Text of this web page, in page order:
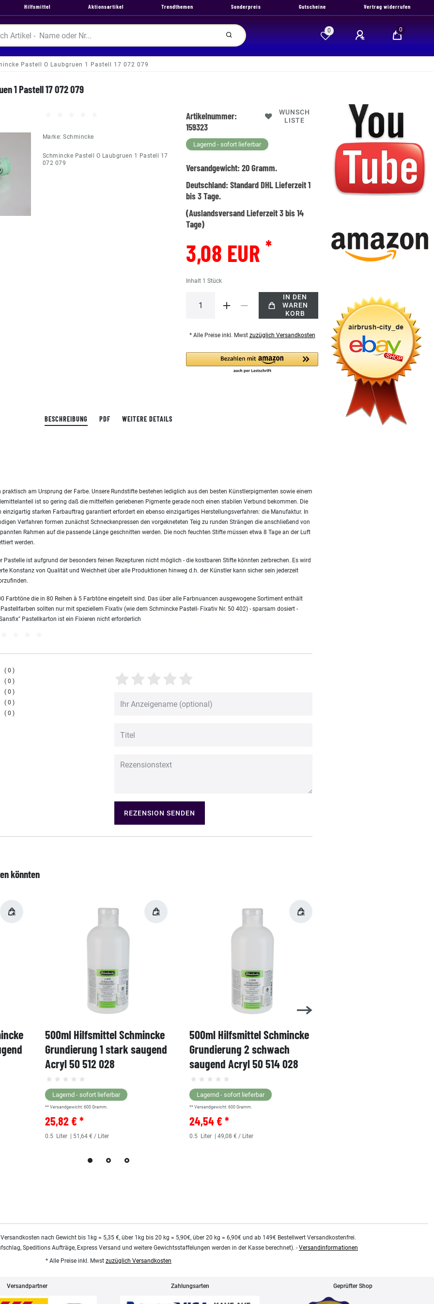
Hilfsmittel Aktionsartikel Trendthemen Sonderpreis Gutscheine Vertrag widerrufen
0 0
Pastell O Laubgruen 1 Pastell 17 072 079
1 Pastell 17 072 079
Marke:Schmincke
Schmincke Pastell O Laubgruen 1 Pastell 17
072 079
Artikelnummer:
159323
WUNSCH
LISTE
Lagernd - sofort lieferbar
Versandgewicht:20Gramm.
Deutschland:Standard DHL Lieferzeit 1
bis 3 Tage.
(Auslandsversand Lieferzeit 3 bis 14
Tage)
3,08 EUR *
Inhalt 1Stück
IN DEN
WAREN
KORB
* Alle Preise inkl. Mwst zuzüglich Versandkosten
BESCHREIBUNG PDF WEITERE DETAILS
am Ursprung der Farbe. Unsere Rundstifte bestehen lediglich aus den besten Künstlerpigmenten sowie einem
ist so gering daß die mittelfein geriebenen Pigmente gerade noch einen stabilen Verbund bekommen. Die
einzigartig starken Farbauftrag garantiert erfordert ein ebenso einzigartiges Herstellungsverfahren: die Manufaktur. In
Verfahren formen zunächst Schneckenpressen den vorgekneteten Teig zu runden Strängen die anschließend von
Rahmen auf die passende Länge geschnitten werden. Die noch feuchten Stifte müssen etwa 8 Tage an der Luft
werden.
Pastelle ist aufgrund der besonders feinen Rezepturen nicht möglich - die kostbaren Stifte könnten zerbrechen. Es wird
Konstanz von Qualität und Weichheit über alle Produktionen hinweg d.h. der Künstler kann sicher sein jederzeit
Farbtöne die in 80 Reihen à 5 Farbtöne eingeteilt sind. Das über alle Farbnuancen ausgewogene Sortiment enthält
sollten nur mit speziellem Fixativ (wie dem Schmincke Pastell- Fixativ Nr. 50 402) - sparsam dosiert -
Pastellkarton ist ein Fixieren nicht erforderlich
0
0
0
0
0
REZENSION SENDEN
könnten
500ml Hilfsmittel Schmincke
Grundierung 1 stark saugend
Acryl 50 512 028
Lagernd - sofort lieferbar
** Versandgewicht: 600 Gramm.
25,82 € *
0.5 Liter | 51,64 € / Liter
500ml Hilfsmittel Schmincke
Grundierung 2 schwach
saugend Acryl 50 514 028
Lagernd - sofort lieferbar
** Versandgewicht:600 Gramm.
24,54 € *
0.5 Liter | 49,08 € / Liter
nach Gewicht bis 1kg = 5,35 €, über 1kg bis 20 kg = 5,90€, über 20 kg = 6,90€ und ab 149€ Bestellwert Versandkostenfrei.
Speditions Aufträge, Express Versand und weitere Gewichtsstaffelungen werden in der Kasse berechnet). - Versandinformationen
* Alle Preise inkl. Mwst zuzüglich Versandkosten
Versandpartner Zahlungsarten Geprüfter Shop